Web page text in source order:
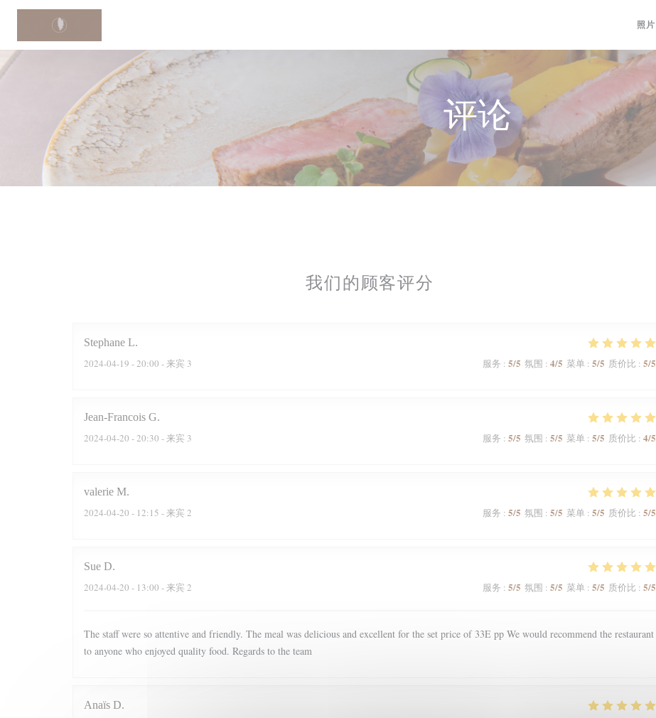
Cookie管理面板
照片
评论
我们的顾客评分
Stephane L
2024-04-19 - 20:00 - 来宾 3 服务 : 5/5 氛围 : 4/5 菜单 : 5/5 质价比 : 5/5
Jean-Francois G
2024-04-20 - 20:30 - 来宾 3 服务 : 5/5 氛围 : 5/5 菜单 : 5/5 质价比 : 4/5
valerie M
2024-04-20 - 12:15 - 来宾 2 服务 : 5/5 氛围 : 5/5 菜单 : 5/5 质价比 : 5/5
Sue D
2024-04-20 - 13:00 - 来宾 2 服务 : 5/5 氛围 : 5/5 菜单 : 5/5 质价比 : 5/5
The staff were so attentive and friendly. The meal was delicious and excellent for the set price of 33E pp We would recommend the restaurant
to anyone who enjoyed quality food. Regards to the team
Anaïs D